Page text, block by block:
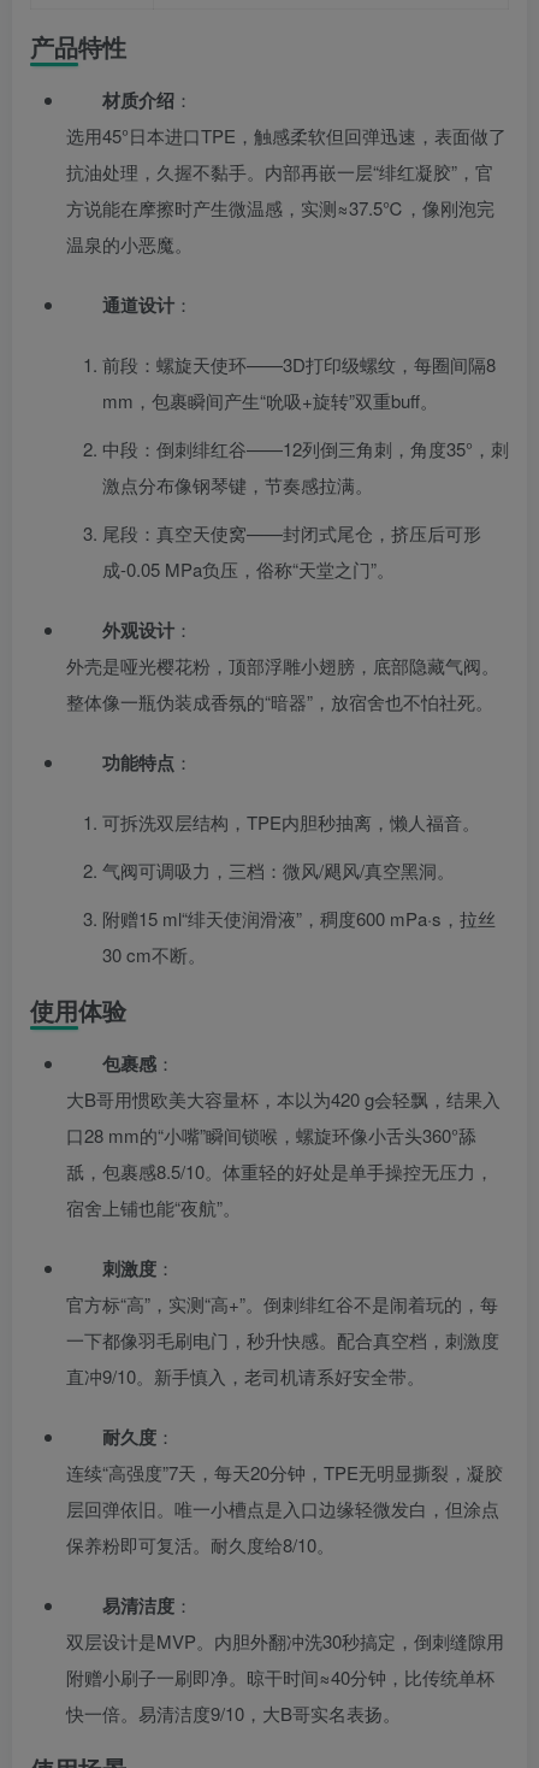
产品特性
材质介绍 ：
选用45°日本进口TPE，触感柔软但回弹迅速，表面做了
抗油处理，久握不黏手。内部再嵌一层“绯红凝胶”，官
方说能在摩擦时产生微温感，实测≈37.5℃，像刚泡完
温泉的小恶魔。
通道设计 ：
前段：螺旋天使环——3D打印级螺纹，每圈间隔8
mm，包裹瞬间产生“吮吸+旋转”双重buff。
中段：倒刺绯红谷——12列倒三角刺，角度35°，刺
激点分布像钢琴键，节奏感拉满。
尾段：真空天使窝——封闭式尾仓，挤压后可形
成-0.05 MPa负压，俗称“天堂之门”。
外观设计 ：
外壳是哑光樱花粉，顶部浮雕小翅膀，底部隐藏气阀。
整体像一瓶伪装成香氛的“暗器”，放宿舍也不怕社死。
功能特点 ：
可拆洗双层结构，TPE内胆秒抽离，懒人福音。
气阀可调吸力，三档：微风/飓风/真空黑洞。
附赠15 ml“绯天使润滑液”，稠度600 mPa·s，拉丝
30 cm不断。
使用体验
包裹感 ：
大B哥用惯欧美大容量杯，本以为420 g会轻飘，结果入
口28 mm的“小嘴”瞬间锁喉，螺旋环像小舌头360°舔
舐，包裹感8.5/10。体重轻的好处是单手操控无压力，
宿舍上铺也能“夜航”。
刺激度 ：
官方标“高”，实测“高+”。倒刺绯红谷不是闹着玩的，每
一下都像羽毛刷电门，秒升快感。配合真空档，刺激度
直冲9/10。新手慎入，老司机请系好安全带。
耐久度 ：
连续“高强度”7天，每天20分钟，TPE无明显撕裂，凝胶
层回弹依旧。唯一小槽点是入口边缘轻微发白，但涂点
保养粉即可复活。耐久度给8/10。
易清洁度 ：
双层设计是MVP。内胆外翻冲洗30秒搞定，倒刺缝隙用
附赠小刷子一刷即净。晾干时间≈40分钟，比传统单杯
快一倍。易清洁度9/10，大B哥实名表扬。